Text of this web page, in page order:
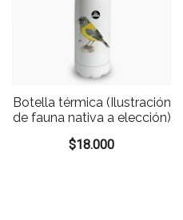
Botella térmica (Ilustración
de fauna nativa a elección)
$18.000